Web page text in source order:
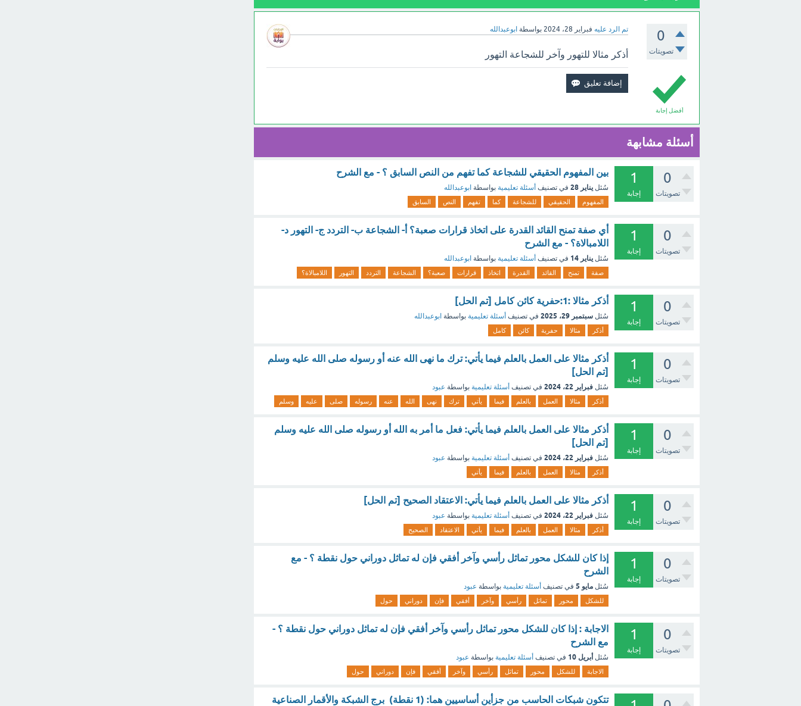
0
تصويتات
تم الرد عليه فبراير 28، 2024 بواسطة ابوعبدالله
أفضل إجابة
أذكر مثالا للتهور وآخر للشجاعة التهور
أسئلة مشابهة
0
تصويتات
1
إجابة
بين المفهوم الحقيقي للشجاعة كما تفهم من النص السابق ؟ - مع الشرح
سُئل يناير 28 في تصنيف أسئلة تعليمية بواسطة ابوعبدالله
المفهوم الحقيقي للشجاعة كما تفهم النص السابق
0
تصويتات
1
إجابة
أي صفة تمنح القائد القدرة على اتخاذ قرارات صعبة؟ أ- الشجاعة ب- التردد ج- التهور د-
اللامبالاة؟ - مع الشرح
سُئل يناير 14 في تصنيف أسئلة تعليمية بواسطة ابوعبدالله
صفة تمنح القائد القدرة اتخاذ قرارات صعبة؟ الشجاعة التردد التهور اللامبالاة؟
0
تصويتات
1
إجابة
أذكر مثالا :1:حفرية كائن كامل [تم الحل]
سُئل سبتمبر 29، 2025 في تصنيف أسئلة تعليمية بواسطة ابوعبدالله
أذكر مثالا حفرية كائن كامل
0
تصويتات
1
إجابة
أذكر مثالا على العمل بالعلم فيما يأتي: ترك ما نهى الله عنه أو رسوله صلى الله عليه وسلم
[تم الحل]
سُئل فبراير 22، 2024 في تصنيف أسئلة تعليمية بواسطة عبود
أذكر مثالا العمل بالعلم فيما يأتي ترك نهى الله عنه رسوله صلى عليه وسلم
0
تصويتات
1
إجابة
أذكر مثالا على العمل بالعلم فيما يأتي: فعل ما أمر به الله أو رسوله صلى الله عليه وسلم
[تم الحل]
سُئل فبراير 22، 2024 في تصنيف أسئلة تعليمية بواسطة عبود
أذكر مثالا العمل بالعلم فيما يأتي
0
تصويتات
1
إجابة
أذكر مثالا على العمل بالعلم فيما يأتي: الاعتقاد الصحيح [تم الحل]
سُئل فبراير 22، 2024 في تصنيف أسئلة تعليمية بواسطة عبود
أذكر مثالا العمل بالعلم فيما يأتي الاعتقاد الصحيح
0
تصويتات
1
إجابة
إذا كان للشكل محور تماثل رأسي وآخر أفقي فإن له تماثل دوراني حول نقطة ؟ - مع
الشرح
سُئل مايو 5 في تصنيف أسئلة تعليمية بواسطة عبود
للشكل محور تماثل رأسي وآخر أفقي فإن دوراني حول
0
تصويتات
1
إجابة
الاجابة : إذا كان للشكل محور تماثل رأسي وآخر أفقي فإن له تماثل دوراني حول نقطة ؟ -
مع الشرح
سُئل أبريل 10 في تصنيف أسئلة تعليمية بواسطة عبود
الاجابة للشكل محور تماثل رأسي وآخر أفقي فإن دوراني حول
تتكون شبكات الحاسب من جزأين أساسيين هما: (1 نقطة) برج الشبكة والأقمار الصناعية